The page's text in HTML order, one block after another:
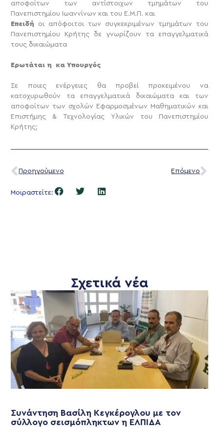
αποφοίτων των αντίστοιχων τμημάτων του
Πανεπιστημίου Ιωαννίνων και του Ε.Μ.Π. και
Επειδή οι απόφοιτοι των συγκεκριμένων τμημάτων του
Πανεπιστημίου Κρήτης δε γνωρίζουν τα επαγγελματικά
τους δικαιώματα
Ερωτάται η κα Υπουργός
Σε ποιες ενέργειες θα προβεί προκειμένου να
κατοχυρωθούν τα επαγγελματικά δικαιώματα και των
αποφοίτων των σχολών Εφαρμοσμένων Μαθηματικών και
Επιστήμης & Τεχνολογίας Υλικών του Πανεπιστημίου
Κρήτης;
Προηγούμενο Επόμενο
Μοιραστείτε:
Σχετικά νέα
Συνάντηση Βασίλη Κεγκέρογλου με τον
σύλλογο σεισμόπληκτων η ΕΛΠΙΔΑ